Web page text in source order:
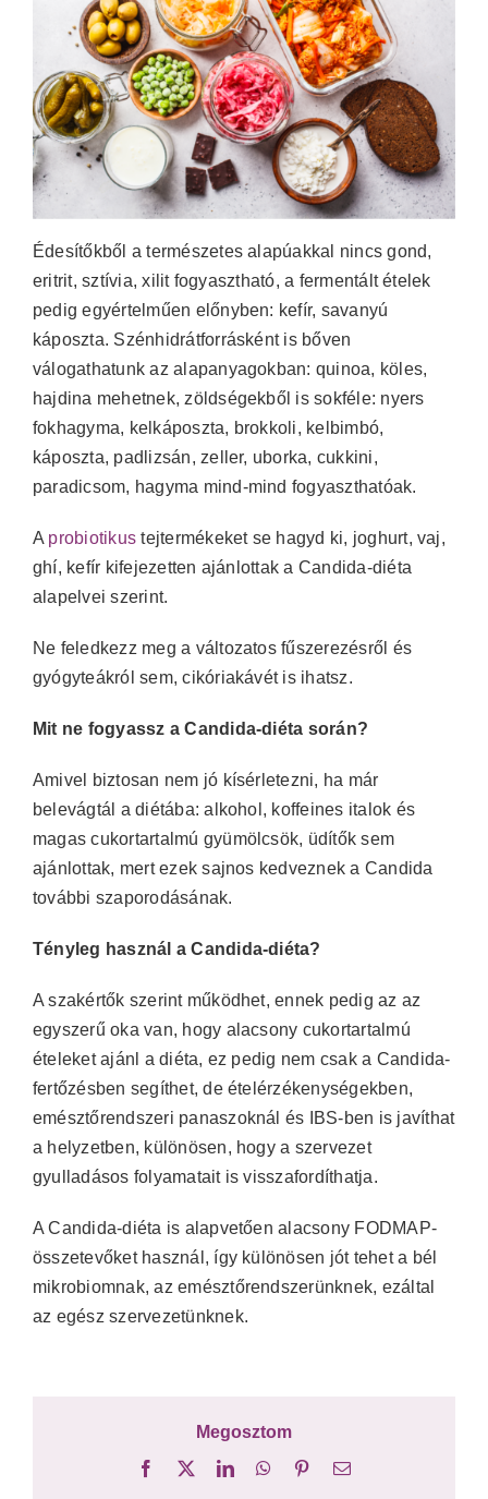
Édesítőkből a természetes alapúakkal nincs gond,
eritrit, sztívia, xilit fogyasztható, a fermentált ételek
pedig egyértelműen előnyben: kefír, savanyú
káposzta. Szénhidrátforrásként is bőven
válogathatunk az alapanyagokban: quinoa, köles,
hajdina mehetnek, zöldségekből is sokféle: nyers
fokhagyma, kelkáposzta, brokkoli, kelbimbó,
káposzta, padlizsán, zeller, uborka, cukkini,
paradicsom, hagyma mind-mind fogyaszthatóak.
A probiotikus tejtermékeket se hagyd ki, joghurt, vaj,
ghí, kefír kifejezetten ajánlottak a Candida-diéta
alapelvei szerint.
Ne feledkezz meg a változatos fűszerezésről és
gyógyteákról sem, cikóriakávét is ihatsz.
Mit ne fogyassz a Candida-diéta során?
Amivel biztosan nem jó kísérletezni, ha már
belevágtál a diétába: alkohol, koffeines italok és
magas cukortartalmú gyümölcsök, üdítők sem
ajánlottak, mert ezek sajnos kedveznek a Candida
további szaporodásának.
Tényleg használ a Candida-diéta?
A szakértők szerint működhet, ennek pedig az az
egyszerű oka van, hogy alacsony cukortartalmú
ételeket ajánl a diéta, ez pedig nem csak a Candida-
fertőzésben segíthet, de ételérzékenységekben,
emésztőrendszeri panaszoknál és IBS-ben is javíthat
a helyzetben, különösen, hogy a szervezet
gyulladásos folyamatait is visszafordíthatja.
A Candida-diéta is alapvetően alacsony FODMAP-
összetevőket használ, így különösen jót tehet a bél
mikrobiomnak, az emésztőrendszerünknek, ezáltal
az egész szervezetünknek.
Megosztom
Facebook
X LinkedInWhatsApp
PinterestEmail: